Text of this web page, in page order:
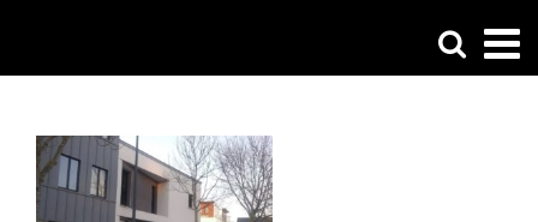
contenu